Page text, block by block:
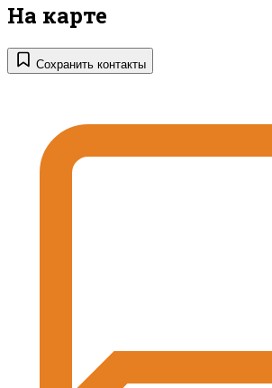
На карте
Сохранить контакты